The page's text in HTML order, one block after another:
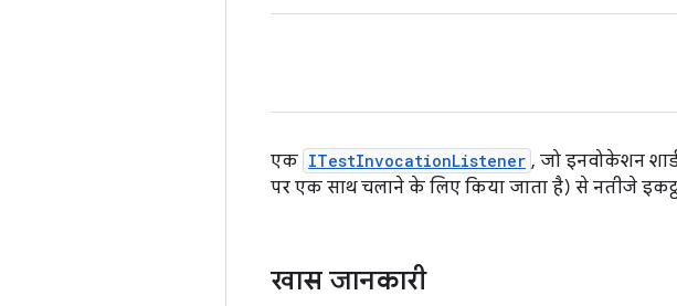
एक ITestInvocationListener , जो इनवोकेशन
पर एक साथ चलाने के लिए किया जाता है) से नतीजे
खास जानकारी